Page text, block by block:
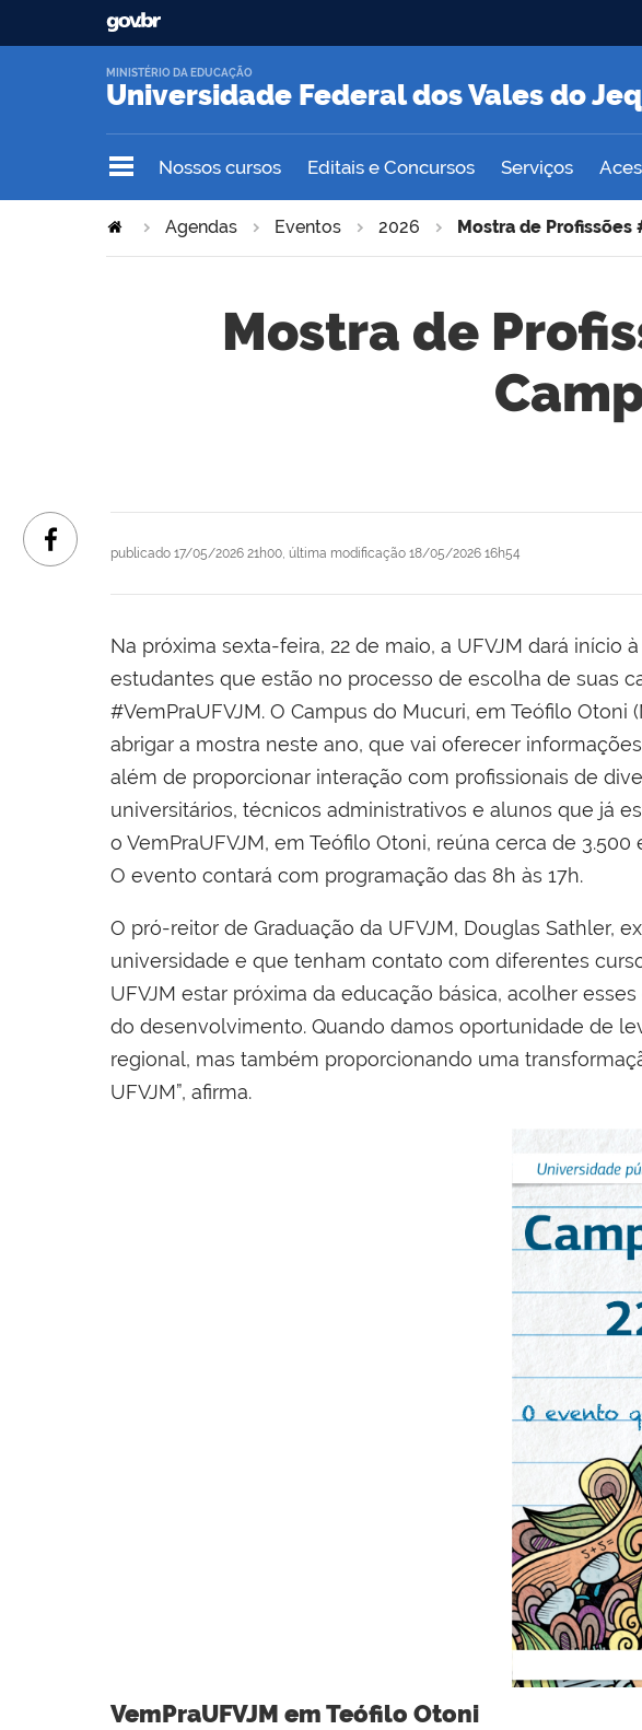
Universidade Federal dos Vales do
MINISTÉRIO DA EDUCAÇÃO
Nossos cursos Editais e Concursos Serviços
Agendas Eventos 2026 Mostra de Profissões
Mostra de
publicado 17/05/2026 21h00, última modificação 18/05/2026 16h54
Na próxima sexta-feira, 22 de maio, a UFVJM dará
estudantes que estão no processo de escolha de suas
#VemPraUFVJM. O Campus do Mucuri, em Teófilo Otoni
abrigar a mostra neste ano, que vai oferecer
além de proporcionar interação com profissionais de
universitários, técnicos administrativos e alunos que já
o VemPraUFVJM, em Teófilo Otoni, reúna cerca de
O evento contará com programação das 8h às 17h.
O pró-reitor de Graduação da UFVJM, Douglas Sathler,
universidade e que tenham contato com diferentes
UFVJM estar próxima da educação básica, acolher
do desenvolvimento. Quando damos oportunidade de
regional, mas também proporcionando uma
UFVJM”, afirma.
VemPraUFVJM em Teófilo Otoni